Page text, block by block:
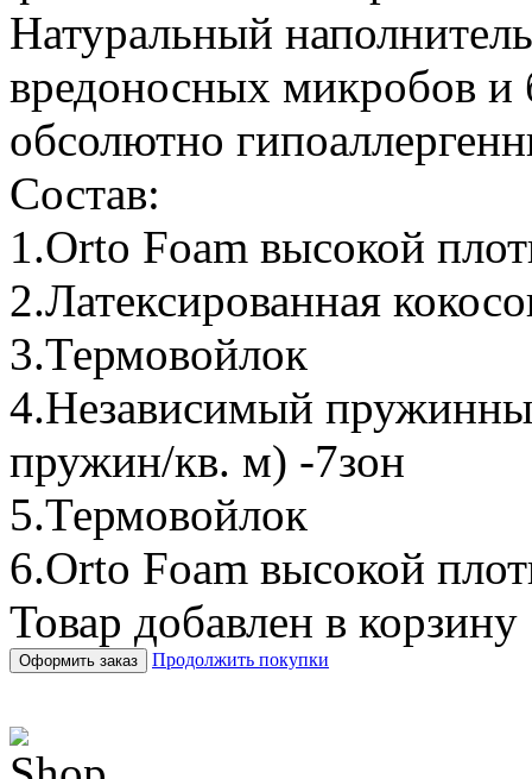
Натуральный
вредоносных микробов и
обсолютно
Состав:
1.Orto Foam высокой
2.Латексированная
3.Термовойлок
4.Независимый
пружин/кв. м) -7зон
5.Термовойлок
6.Orto Foam высокой
Товар добавлен в корзину
Оформить заказ Продолжить покупки